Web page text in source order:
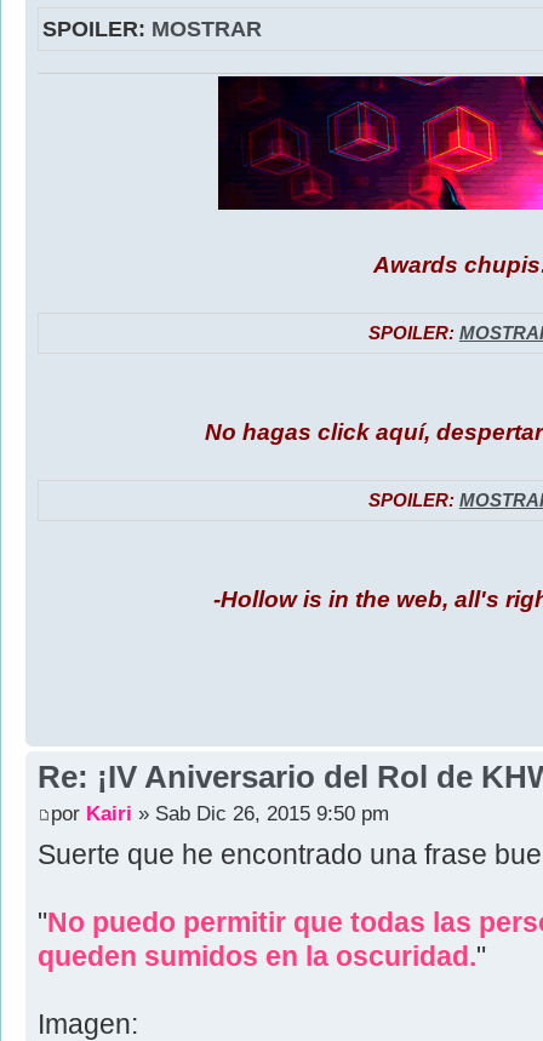
SPOILER: MOSTRAR
Awards
SPOILER:
No hagas click aquí,
SPOILER:
-Hollow is in the web, all's
Re: ¡IV Aniversario del Rol de
por Kairi » Sab Dic 26, 2015 9:50 pm
Suerte que he encontrado una frase
"No puedo permitir que todas las
queden sumidos en la oscuridad."
Imagen: